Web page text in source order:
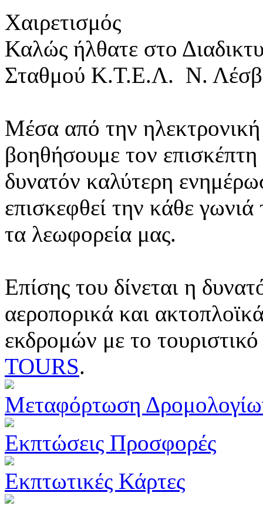
Χαιρετισμός
Καλώς ήλθατε στο
Σταθμού Κ.Τ.Ε.Λ. Ν.
Μέσα από την ηλεκτρονική
βοηθήσουμε τον
δυνατόν καλύτερη
επισκεφθεί την κάθε
τα λεωφορεία μας.
Επίσης του δίνεται η
αεροπορικά και
εκδρομών με το
TOURS.
Μεταφόρτωση
Εκπτώσεις Προσφορές
Εκπτωτικές Κάρτες